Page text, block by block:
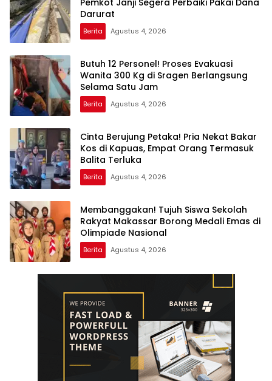
Pemkot Janji Segera Perbaiki Pakai Dana
Darurat
Berita Agustus 4, 2026
Butuh 12 Personel! Proses Evakuasi
Wanita 300 Kg di Sragen Berlangsung
Selama Satu Jam
Berita Agustus 4, 2026
Cinta Berujung Petaka! Pria Nekat Bakar
Kos di Kapuas, Empat Orang Termasuk
Balita Terluka
Berita Agustus 4, 2026
Membanggakan! Tujuh Siswa Sekolah
Rakyat Makassar Borong Medali Emas di
Olimpiade Nasional
Berita Agustus 4, 2026